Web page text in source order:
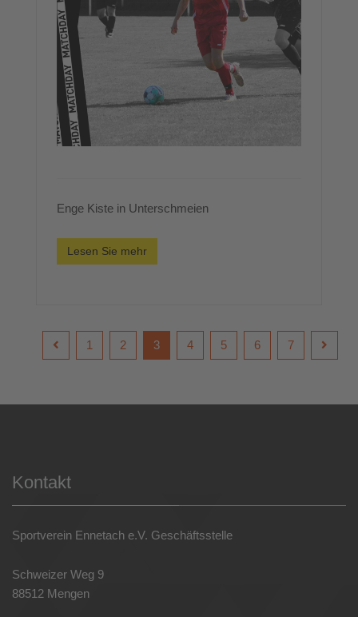
Enge Kiste in Unterschmeien
Lesen Sie mehr
1 2 3 4 5 6 7
Kontakt
Sportverein Ennetach e.V. Geschäftsstelle
Schweizer Weg 9
88512 Mengen